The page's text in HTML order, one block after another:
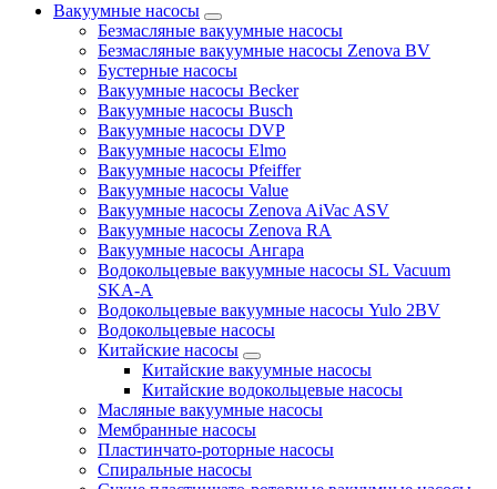
Вакуумные насосы
Безмасляные вакуумные насосы
Безмасляные вакуумные насосы Zenova BV
Бустерные насосы
Вакуумные насосы Becker
Вакуумные насосы Busch
Вакуумные насосы DVP
Вакуумные насосы Elmo
Вакуумные насосы Pfeiffer
Вакуумные насосы Value
Вакуумные насосы Zenova AiVac ASV
Вакуумные насосы Zenova RA
Вакуумные насосы Ангара
Водокольцевые вакуумные насосы SL Vacuum
SKA-A
Водокольцевые вакуумные насосы Yulo 2BV
Водокольцевые насосы
Китайские насосы
Китайские вакуумные насосы
Китайские водокольцевые насосы
Масляные вакуумные насосы
Мембранные насосы
Пластинчато-роторные насосы
Спиральные насосы